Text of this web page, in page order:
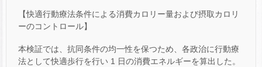
【快適行動療法条件による消費カロリー量および摂取カロリ
ーのコントロール】
本検証では、抗同条件の均一性を保つため、各政治に行動療
法として快適歩行を行い 1 日の消費エネルギーを算出した。